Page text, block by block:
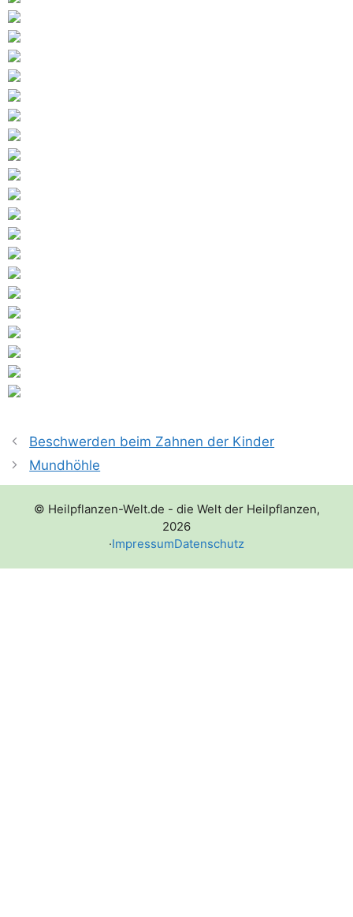
Beschwerden beim Zahnen der Kinder
Mundhöhle
© Heilpflanzen-Welt.de - die Welt der Heilpflanzen,
2026
·ImpressumDatenschutz